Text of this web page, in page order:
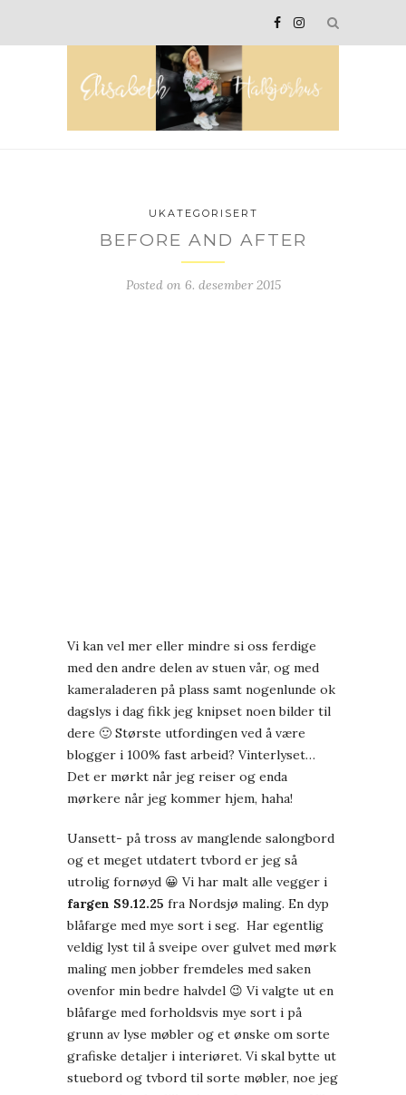
UKATEGORISERT
BEFORE AND AFTER
Posted on 6. desember 2015
Vi kan vel mer eller mindre si oss ferdige
med den andre delen av stuen vår, og med
kameraladeren på plass samt nogenlunde ok
dagslys i dag fikk jeg knipset noen bilder til
dere 🙂 Største utfordingen ved å være
blogger i 100% fast arbeid? Vinterlyset…
Det er mørkt når jeg reiser og enda
mørkere når jeg kommer hjem, haha!
Uansett- på tross av manglende salongbord
og et meget utdatert tvbord er jeg så
utrolig fornøyd 😀 Vi har malt alle vegger i
fargen S9.12.25 fra Nordsjø maling. En dyp
blåfarge med mye sort i seg. Har egentlig
veldig lyst til å sveipe over gulvet med mørk
maling men jobber fremdeles med saken
ovenfor min bedre halvdel 😉 Vi valgte ut en
blåfarge med forholdsvis mye sort i på
grunn av lyse møbler og et ønske om sorte
grafiske detaljer i interiøret. Vi skal bytte ut
stuebord og tvbord til sorte møbler, noe jeg